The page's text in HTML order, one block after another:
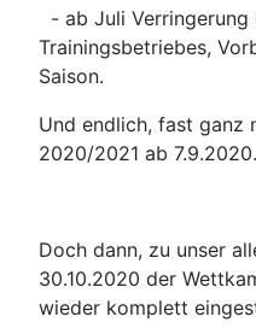
- ab Juli Verringerung
Trainingsbetriebes,
Und endlich, fast ganz
2020/2021 ab 7.9.2020.
Doch dann, zu unser
30.10.2020 der
wieder komplett